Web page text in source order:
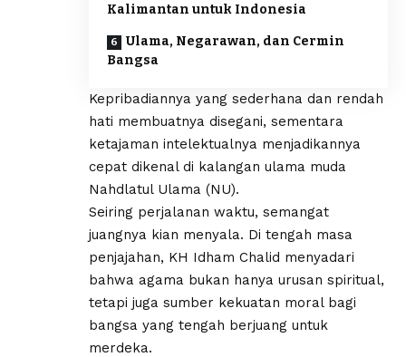
Kalimantan untuk Indonesia
Ulama, Negarawan, dan Cermin
Bangsa
Kepribadiannya yang sederhana dan rendah
hati membuatnya disegani, sementara
ketajaman intelektualnya menjadikannya
cepat dikenal di kalangan ulama muda
Nahdlatul Ulama (NU).
Seiring perjalanan waktu, semangat
juangnya kian menyala. Di tengah masa
penjajahan, KH Idham Chalid menyadari
bahwa agama bukan hanya urusan spiritual,
tetapi juga sumber kekuatan moral bagi
bangsa yang tengah berjuang untuk
merdeka.